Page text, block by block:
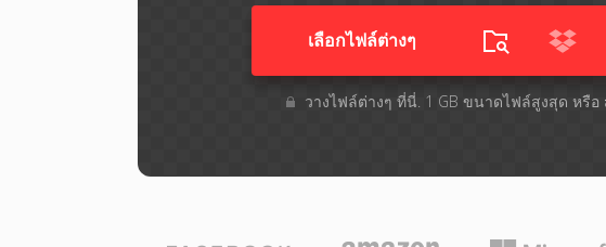
เลือกไฟล์ต่างๆ​
วางไฟล์ต่างๆ​ ที่นี่. 1 GB ขนาดไฟล์สูงสุด หรือ